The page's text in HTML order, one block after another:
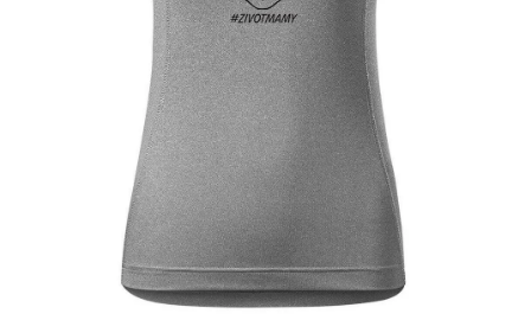
MÁM SRDCE POMÁHÁM
PROVIZNÍ SYSTÉM
Časté otázky
Doprava a platba
Obchodní podmínky